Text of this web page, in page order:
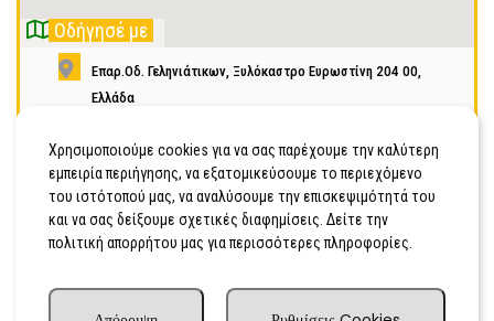
Οδήγησέ με
Επαρ.Οδ. Γεληνιάτικων, Ξυλόκαστρο Ευρωστίνη 204 00,
Ελλάδα
6946667089
Κινητό
Χρησιμοποιούμε cookies για να σας παρέχουμε την καλύτερη
εμπειρία περιήγησης, να εξατομικεύσουμε το περιεχόμενο
του ιστότοπού μας, να αναλύσουμε την επισκεψιμότητά του
και να σας δείξουμε σχετικές διαφημίσεις. Δείτε την
πολιτική απορρήτου μας για περισσότερες πληροφορίες.